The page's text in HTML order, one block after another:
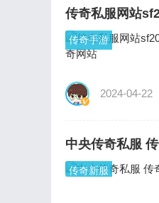
传奇私服网站
传奇手游
2024-04-22
中央传奇私服
传奇新服